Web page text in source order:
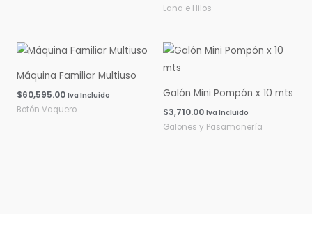
Lana e Hilos
Máquina Familiar Multiuso
$60,595.00 Iva Incluido
Botón Vaquero
Galón Mini Pompón x 10 mts
$3,710.00 Iva Incluido
Galones y Pasamanería